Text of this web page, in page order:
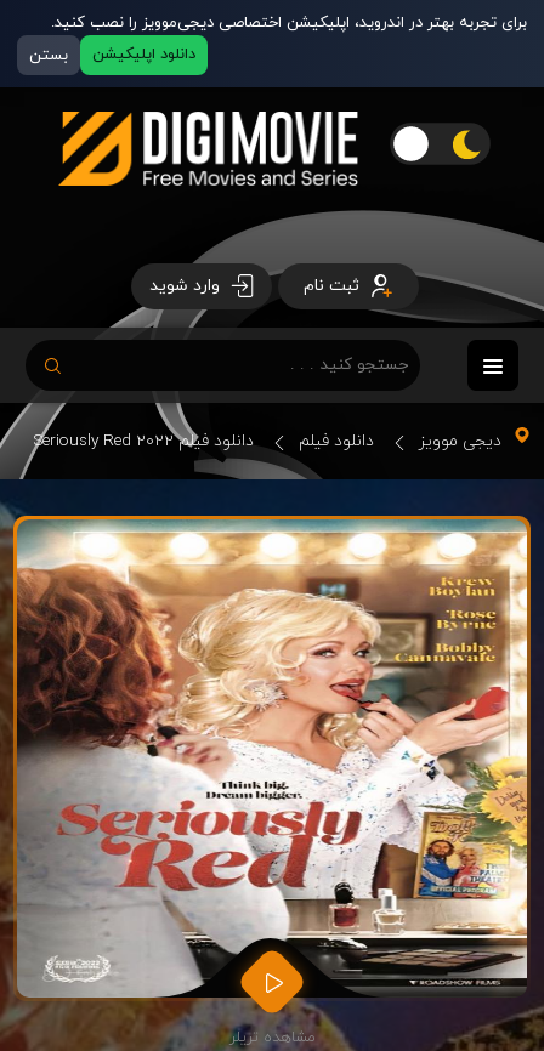
برای تجربه بهتر در اندروید، اپلیکیشن اختصاصی دیجی‌موویز را نصب کنید.
دانلود اپلیکیشن
بستن
ثبت نام وارد شوید
دیجی موویز دانلود فیلم دانلود فیلم Seriously Red 2022
مشاهده تریلر